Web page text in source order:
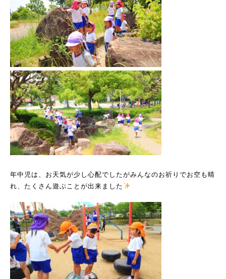
年中児は、お天気が少し心配でしたがみんなのお祈りでお空も晴
れ、たくさん遊ぶことが出来ました